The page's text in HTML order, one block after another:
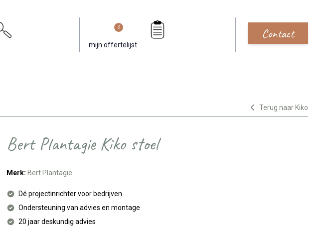
mijn offertelijst
0 Contact
Terug naar Kiko
Bert Plantagie Kiko stoel
Merk: Bert Plantagie
Dé projectinrichter voor bedrijven
Ondersteuning van advies en montage
20 jaar deskundig advies